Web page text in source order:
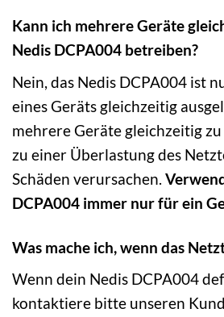
Kann ich mehrere Geräte
Nedis DCPA004 betreiben?
Nein, das Nedis DCPA004 ist
eines Geräts gleichzeitig
mehrere Geräte gleichzeitig
zu einer Überlastung des
Schäden verursachen.
DCPA004 immer nur für ein
Was mache ich, wenn das
Wenn dein Nedis DCPA004
kontaktiere bitte unseren